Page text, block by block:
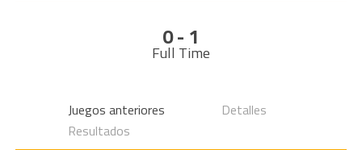
0 - 1
Full Time
Juegos anteriores
Detalles
Resultados